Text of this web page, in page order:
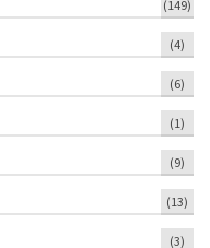
(149)
(4)
(6)
(1)
(9)
(13)
(3)